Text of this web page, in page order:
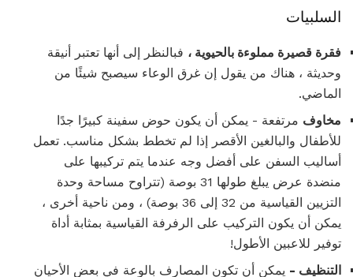
السلبيات
فقرة قصيرة مملوءة بالحيوية ، فبالنظر إلى أنها تعتبر أنيقة
وحديثة ، هناك من يقول إن غرق الوعاء سيصبح شيئًا من
الماضي.
مخاوف مرتفعة - يمكن أن يكون حوض سفينة كبيرًا جدًا
للأطفال والبالغين الأقصر إذا لم تخطط بشكل مناسب. تعمل
أساليب السفن على أفضل وجه عندما يتم تركيبها على
منضدة عرض يبلغ طولها 31 بوصة (تتراوح مساحة وحدة
التزيين القياسية من 32 إلى 36 بوصة) ، ومن ناحية أخرى ،
يمكن أن يكون التركيب على الرفرفة القياسية بمثابة أداة
توفير للاعبين الأطول!
التنظيف - يمكن أن تكون المصارف بالوعة في بعض الأحيان